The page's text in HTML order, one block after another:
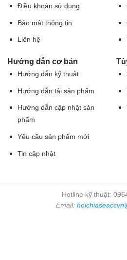
Điều khoản sử dụng
Bảo mật thông tin
Liên hệ
Hướng dẫn cơ bản
Hướng dẫn kỹ thuật
Hướng dẫn tải sản phẩm
Hướng dẫn cập nhật sản
phẩm
Yêu cầu sản phẩm mới
Tin cập nhật
Hotline kỹ thuật:
Email: